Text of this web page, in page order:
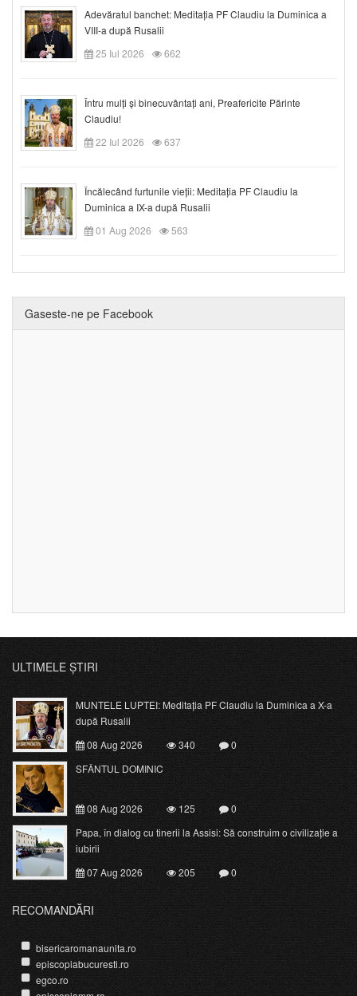
Adevăratul banchet: Meditația PF Claudiu la Duminica a
VIII-a după Rusalii
25 Iul 2026
662
Întru mulți și binecuvântați ani, Preafericite Părinte
Claudiu!
22 Iul 2026
637
Încălecând furtunile vieții: Meditația PF Claudiu la
Duminica a IX-a după Rusalii
01 Aug 2026
563
Gaseste-ne pe Facebook
ULTIMELE ȘTIRI
MUNTELE LUPTEI: Meditația PF Claudiu la Duminica a X-a
după Rusalii
08 Aug 2026
340
0
SFÂNTUL DOMINIC
08 Aug 2026 125
0
Papa, în dialog cu tinerii la Assisi: Să construim o civilizație a
iubirii
07 Aug 2026
205 0
RECOMANDĂRI
bisericaromanaunita.ro
episcopiabucuresti.ro
egco.ro